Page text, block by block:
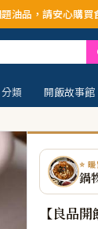
食用
分類 開飯故事館
⭐
鍋
【良品